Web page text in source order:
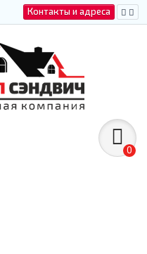
Контакты и адреса
0